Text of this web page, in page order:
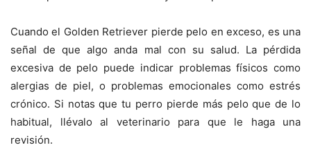
Cuando el Golden Retriever pierde pelo en exceso, es una
señal de que algo anda mal con su salud. La pérdida
excesiva de pelo puede indicar problemas físicos como
alergias de piel, o problemas emocionales como estrés
crónico. Si notas que tu perro pierde más pelo que de lo
habitual, llévalo al veterinario para que le haga una
revisión.